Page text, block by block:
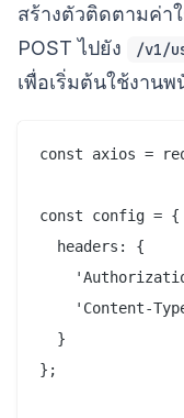
สร้างตัวติดตามค่า
POST ไปยัง
/v1/
เพื่อเริ่มต้นใช้งานพ
const axios =
const config = {
  headers: {
'Content-
  }
};